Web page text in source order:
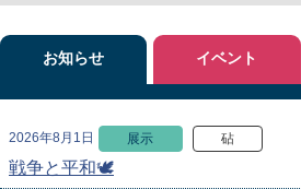
お知らせ
2026年8月1日 展示 砧
戦争と平和🕊
イベント